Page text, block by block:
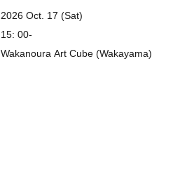
2026 Oct. 17 (Sat)
15: 00-
Wakanoura Art Cube (Wakayama)